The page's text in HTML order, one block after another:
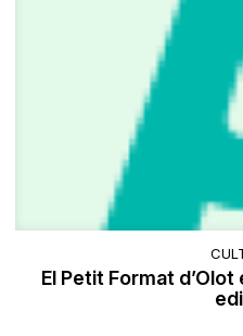
El Petit Format